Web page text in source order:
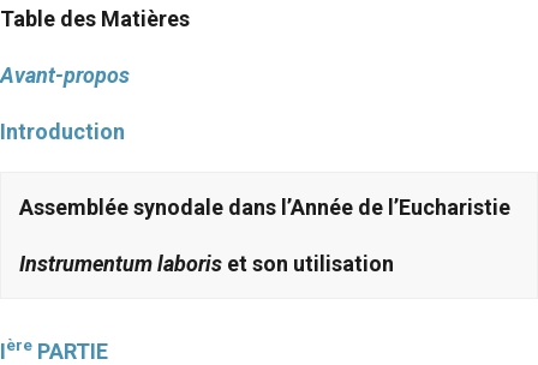
Table des Matières
Avant-propos
Introduction
Assemblée synodale dans l’Année de l’Eucharistie
Instrumentum laboris et son utilisation
Ière PARTIE